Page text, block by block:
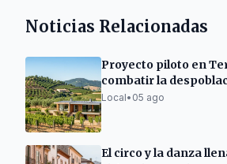
Noticias Relacionadas
Proyecto piloto en
combatir la
el mundo rural
Local• 05 ago
El circo y la danza